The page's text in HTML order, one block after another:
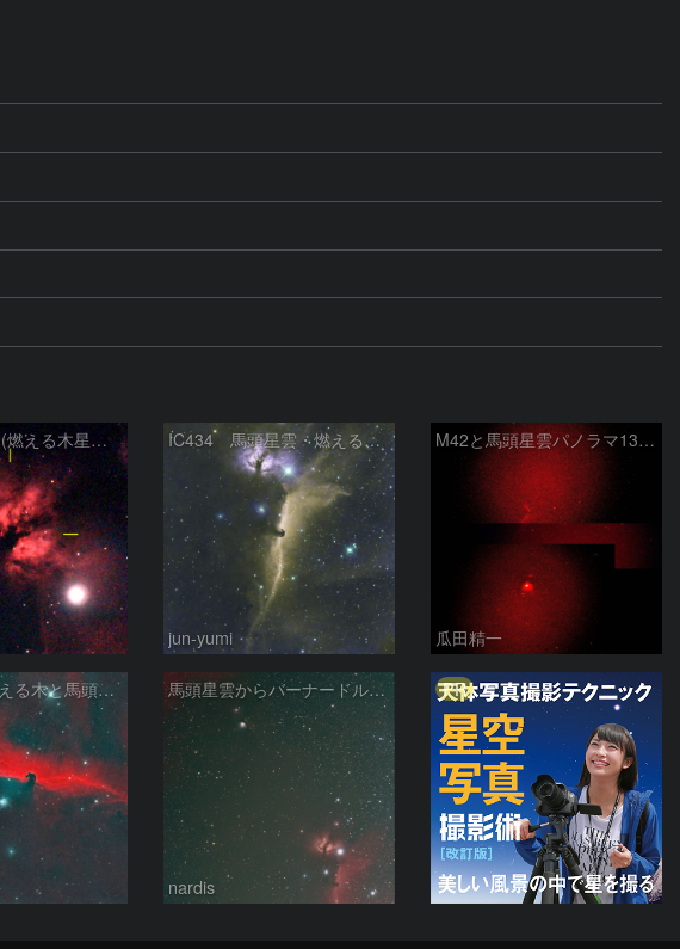
夜空は宝石箱(燃える木星雲 NGC2024) Seestar50 IC434 馬頭星雲・燃える木星雲
jun-yumi
M42と馬頭星雲パノラマ135mm
瓜田精一
NGC2024 燃える木と馬頭星雲 馬頭星雲からバーナードループ 2026/03/12
nardis
PR